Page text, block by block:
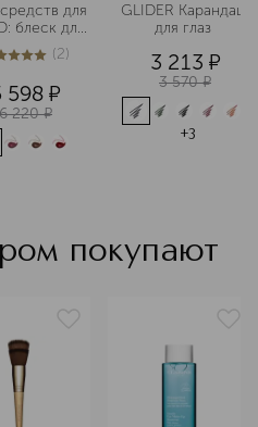
для
блеск для
в стике и
52 (2)
598 ¤
6 220 ¤
GLIDER Карандаш
3 213 ¤
3 570 ¤
+3
покупают